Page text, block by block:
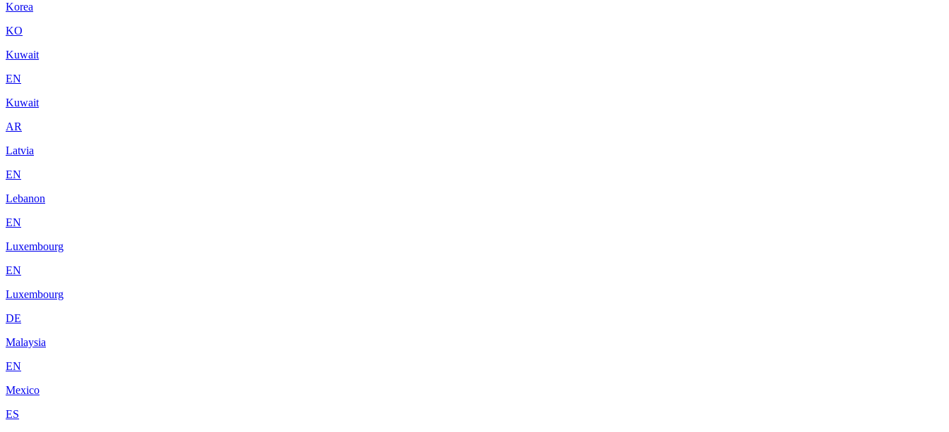
Korea
KO
Kuwait
EN
Kuwait
AR
Latvia
EN
Lebanon
EN
Luxembourg
EN
Luxembourg
DE
Malaysia
EN
Mexico
ES